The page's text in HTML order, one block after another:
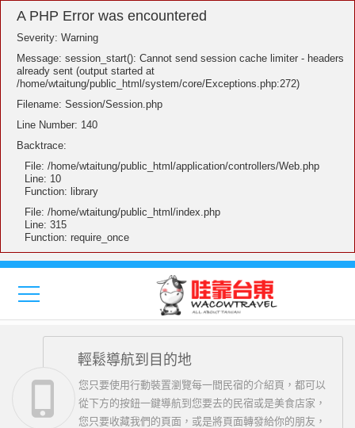
A PHP Error was encountered
Severity: Warning
Message: session_start(): Cannot send session cache limiter - headers
already sent (output started at
/home/wtaitung/public_html/system/core/Exceptions.php:272)
Filename: Session/Session.php
Line Number: 140
Backtrace:
File: /home/wtaitung/public_html/application/controllers/Web.php
Line: 10
Function: library
File: /home/wtaitung/public_html/index.php
Line: 315
Function: require_once
phone_iphone
輕鬆導航到目的地
您只要使用行動裝置瀏覽每一間民宿的介紹頁，都可以
從下方的按鈕一鍵導航到您要去的民宿或是美食店家，
您只要收藏我們的頁面，或是將頁面轉發給你的朋友，